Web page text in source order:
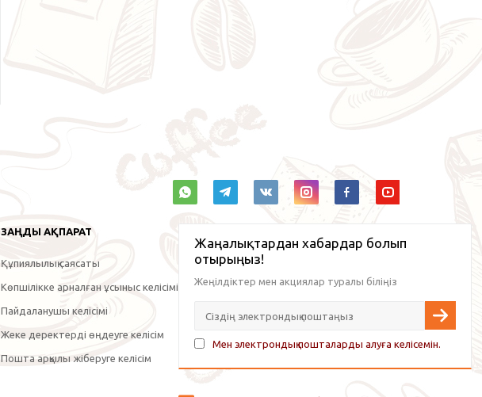
ЗАҢДЫ АҚПАРАТ
Құпиялылық саясаты
Көпшілікке арналған ұсыныс келісімі
Пайдаланушы келісімі
Жеке деректерді өңдеуге келісім
Пошта арқылы жіберуге келісім
Жаңалықтардан хабардар болып
отырыңыз!
Жеңілдіктер мен акциялар туралы біліңіз
Мен электрондық пошталарды алуға келісемін.